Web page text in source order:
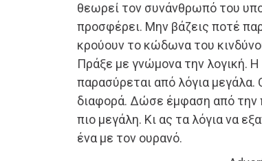
θεωρεί τον συνάνθρωπό του
προσφέρει. Μην βάζεις ποτέ
κρούουν το κώδωνα του
Πράξε με γνώμονα την λογική.
παρασύρεται από λόγια μεγάλα.
διαφορά. Δώσε έμφαση από την
πιο μεγάλη. Κι ας τα λόγια να
ένα με τον ουρανό.